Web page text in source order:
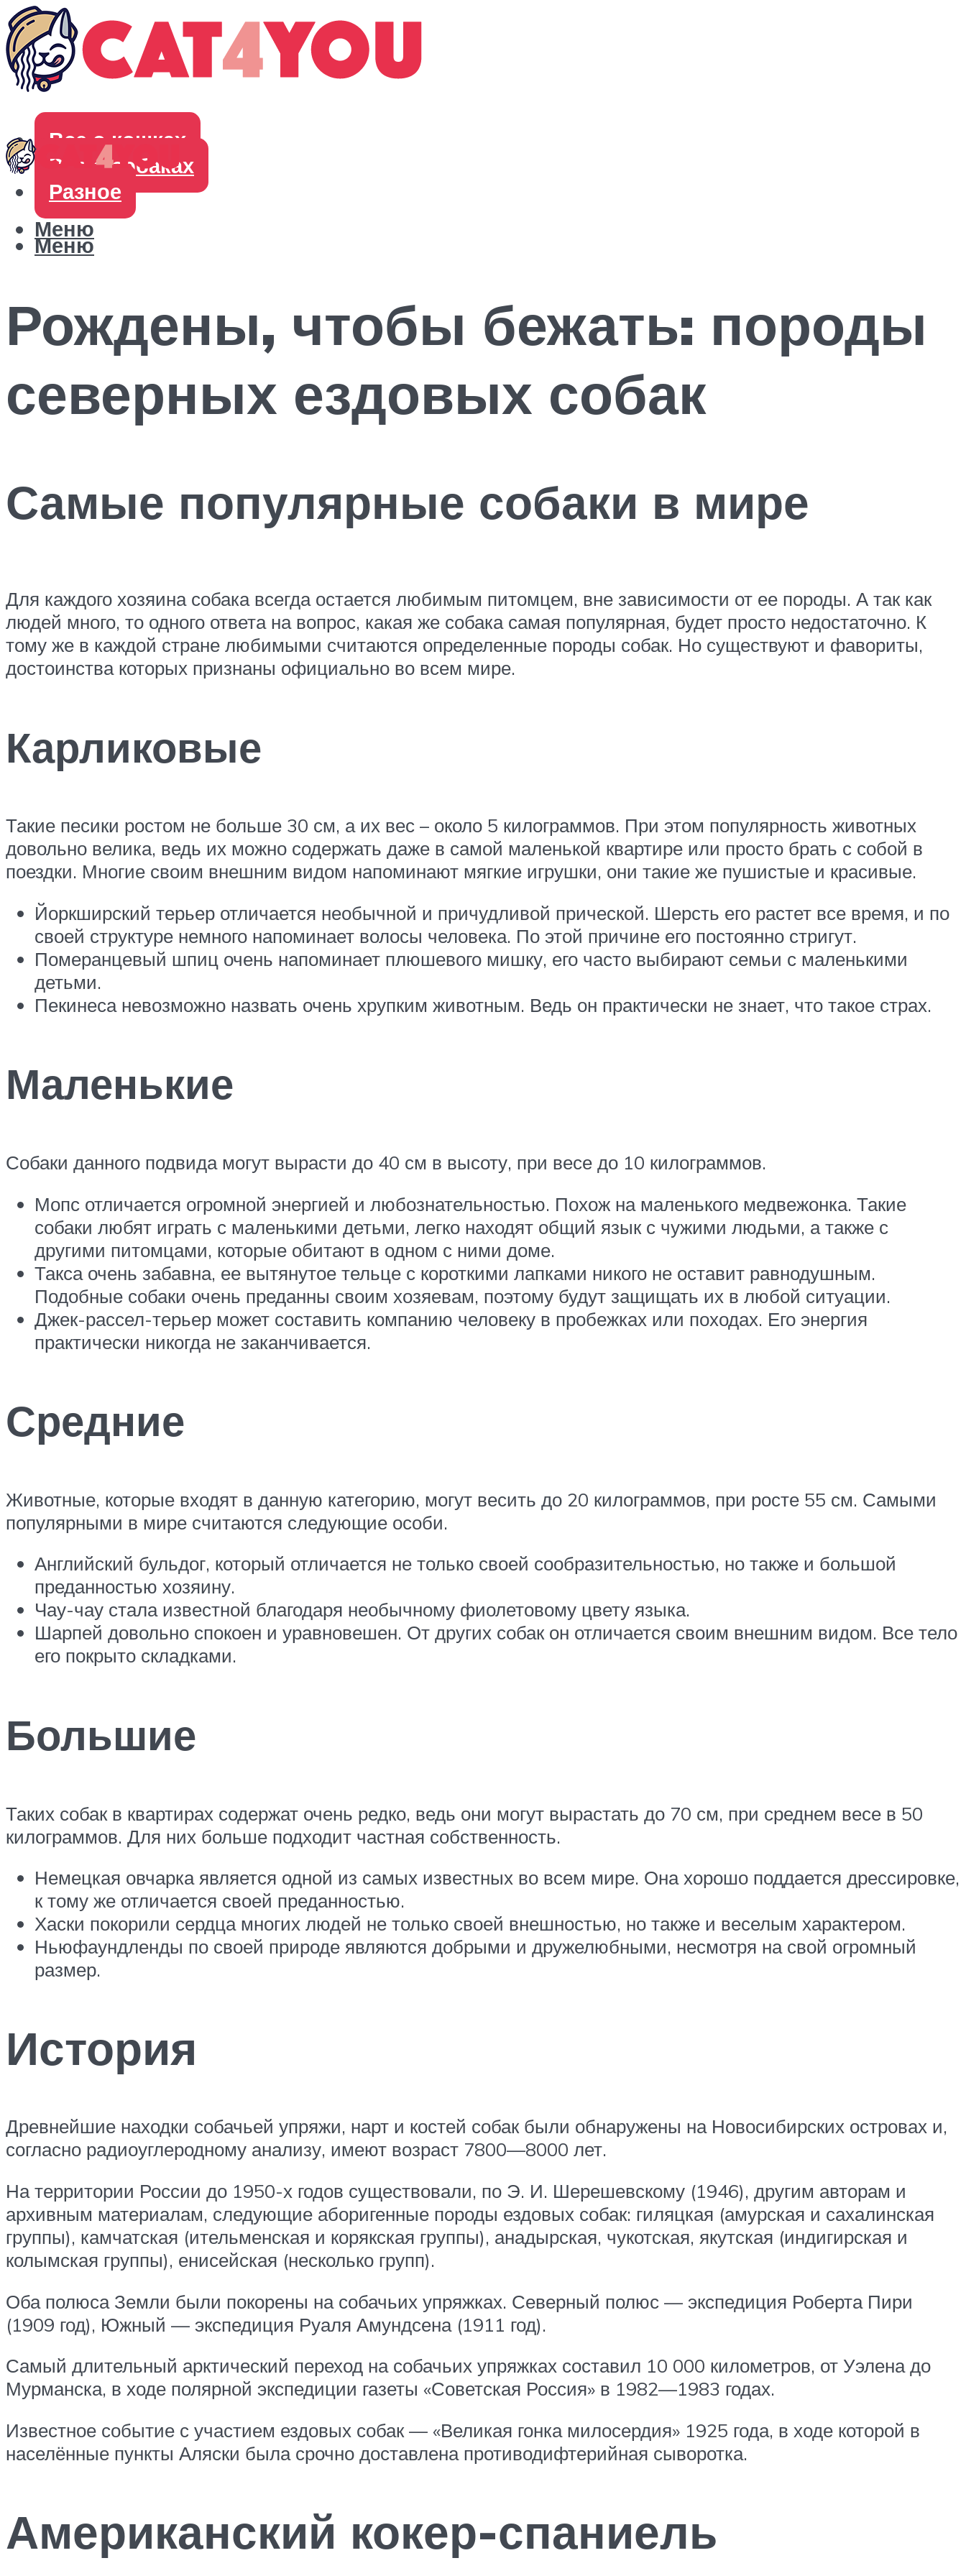
Все о кошках
Все о собаках
Разное
Меню
Меню
Рождены, чтобы бежать: породы
северных ездовых собак
Самые популярные собаки в мире
Для каждого хозяина собака всегда остается любимым питомцем, вне зависимости от ее породы. А так как
людей много, то одного ответа на вопрос, какая же собака самая популярная, будет просто недостаточно. К
тому же в каждой стране любимыми считаются определенные породы собак. Но существуют и фавориты,
достоинства которых признаны официально во всем мире.
Карликовые
Такие песики ростом не больше 30 см, а их вес – около 5 килограммов. При этом популярность животных
довольно велика, ведь их можно содержать даже в самой маленькой квартире или просто брать с собой в
поездки. Многие своим внешним видом напоминают мягкие игрушки, они такие же пушистые и красивые.
Йоркширский терьер отличается необычной и причудливой прической. Шерсть его растет все время, и по
своей структуре немного напоминает волосы человека. По этой причине его постоянно стригут.
Померанцевый шпиц очень напоминает плюшевого мишку, его часто выбирают семьи с маленькими
детьми.
Пекинеса невозможно назвать очень хрупким животным. Ведь он практически не знает, что такое страх.
Маленькие
Собаки данного подвида могут вырасти до 40 см в высоту, при весе до 10 килограммов.
Мопс отличается огромной энергией и любознательностью. Похож на маленького медвежонка. Такие
собаки любят играть с маленькими детьми, легко находят общий язык с чужими людьми, а также с
другими питомцами, которые обитают в одном с ними доме.
Такса очень забавна, ее вытянутое тельце с короткими лапками никого не оставит равнодушным.
Подобные собаки очень преданны своим хозяевам, поэтому будут защищать их в любой ситуации.
Джек-рассел-терьер может составить компанию человеку в пробежках или походах. Его энергия
практически никогда не заканчивается.
Средние
Животные, которые входят в данную категорию, могут весить до 20 килограммов, при росте 55 см. Самыми
популярными в мире считаются следующие особи.
Английский бульдог, который отличается не только своей сообразительностью, но также и большой
преданностью хозяину.
Чау-чау стала известной благодаря необычному фиолетовому цвету языка.
Шарпей довольно спокоен и уравновешен. От других собак он отличается своим внешним видом. Все тело
его покрыто складками.
Большие
Таких собак в квартирах содержат очень редко, ведь они могут вырастать до 70 см, при среднем весе в 50
килограммов. Для них больше подходит частная собственность.
Немецкая овчарка является одной из самых известных во всем мире. Она хорошо поддается дрессировке,
к тому же отличается своей преданностью.
Хаски покорили сердца многих людей не только своей внешностью, но также и веселым характером.
Ньюфаундленды по своей природе являются добрыми и дружелюбными, несмотря на свой огромный
размер.
История
Древнейшие находки собачьей упряжи, нарт и костей собак были обнаружены на Новосибирских островах и,
согласно радиоуглеродному анализу, имеют возраст 7800—8000 лет.
На территории России до 1950-х годов существовали, по Э. И. Шерешевскому (1946), другим авторам и
архивным материалам, следующие аборигенные породы ездовых собак: гиляцкая (амурская и сахалинская
группы), камчатская (ительменская и корякская группы), анадырская, чукотская, якутская (индигирская и
колымская группы), енисейская (несколько групп).
Оба полюса Земли были покорены на собачьих упряжках. Северный полюс — экспедиция Роберта Пири
(1909 год), Южный — экспедиция Руаля Амундсена (1911 год).
Самый длительный арктический переход на собачьих упряжках составил 10 000 километров, от Уэлена до
Мурманска, в ходе полярной экспедиции газеты «Советская Россия» в 1982—1983 годах.
Известное событие с участием ездовых собак — «Великая гонка милосердия» 1925 года, в ходе которой в
населённые пункты Аляски была срочно доставлена противодифтерийная сыворотка.
Американский кокер-спаниель